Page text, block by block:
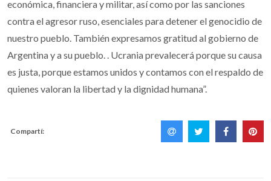
económica, financiera y militar, así como por las sanciones
contra el agresor ruso, esenciales para detener el genocidio de
nuestro pueblo. También expresamos gratitud al gobierno de
Argentina y a su pueblo. . Ucrania prevalecerá porque su causa
es justa, porque estamos unidos y contamos con el respaldo de
quienes valoran la libertad y la dignidad humana”.
Compartí: